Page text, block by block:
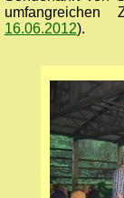
umfangreichen
16.06.2012).